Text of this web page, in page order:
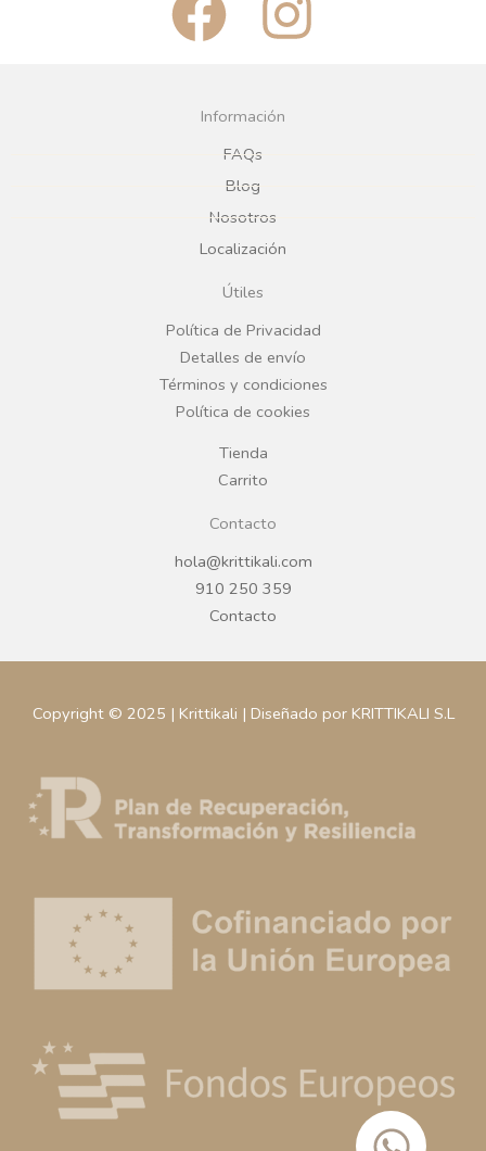
a
c
e
b
o
o
k
n
g
r
a
Información
FAQs
Blog
Nosotros
Localización
Útiles
Política de Privacidad
Detalles de envío
Términos y condiciones
Política de cookies
Tienda
Carrito
Contacto
hola@krittikali.com
910 250 359
Contacto
Copyright © 2025 | Krittikali | Diseñado por KRITTIKALI S.L